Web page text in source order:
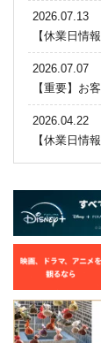
2026.07.13
【休業日情
2026.07.07
【重要】お
2026.04.22
【休業日情